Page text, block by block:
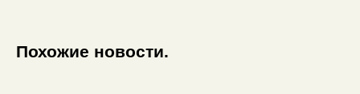
Похожие новости.